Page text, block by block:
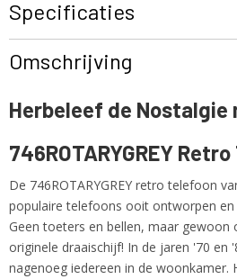
Specificaties
746ROTARYGREY
5060237570658
746ROTARYGREY
1,00 Kg
Omschrijving
Herbeleef de Nostalgie
746ROTARYGREY
De 746ROTARYGREY retro telefoon
populaire telefoons ooit ontworpen
Geen toeters en bellen, maar gewoon
originele draaischijf! In de jaren '70 en
nagenoeg iedereen in de woonkamer.